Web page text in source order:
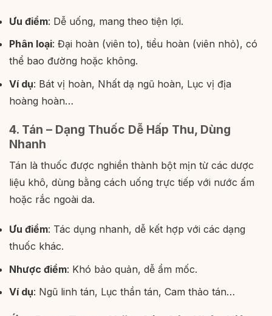
Ưu điểm: Dễ uống, mang theo tiện lợi.
Phân loại: Đại hoàn (viên to), tiểu hoàn (viên nhỏ), có
thể bao đường hoặc không.
Ví dụ: Bát vị hoàn, Nhất dạ ngũ hoàn, Lục vị địa
hoàng hoàn…
4. Tán – Dạng Thuốc Dễ Hấp Thu, Dùng
Nhanh
Tán là thuốc được nghiền thành bột mịn từ các dược
liệu khô, dùng bằng cách uống trực tiếp với nước ấm
hoặc rắc ngoài da.
Ưu điểm: Tác dụng nhanh, dễ kết hợp với các dạng
thuốc khác.
Nhược điểm: Khó bảo quản, dễ ẩm mốc.
Ví dụ: Ngũ linh tán, Lục thần tán, Cam thảo tán…